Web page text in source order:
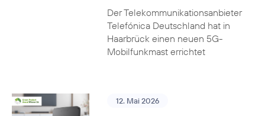
Der Telekommunikationsanbieter
Telefónica Deutschland hat in
Haarbrück einen neuen 5G-
Mobilfunkmast errichtet
12. Mai 2026